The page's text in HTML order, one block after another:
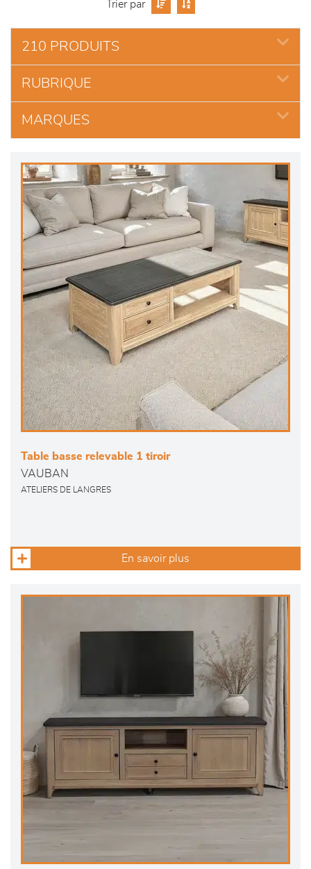
Trier par
210 PRODUITS
RUBRIQUE
MARQUES
Table basse relevable 1 tiroir
VAUBAN
ATELIERS DE LANGRES
En savoir plus